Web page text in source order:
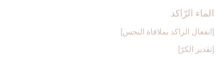
الماء الرّاكد
[انفعال الراكد بملاقاة النجس‏]
[تقدير الكرّ]